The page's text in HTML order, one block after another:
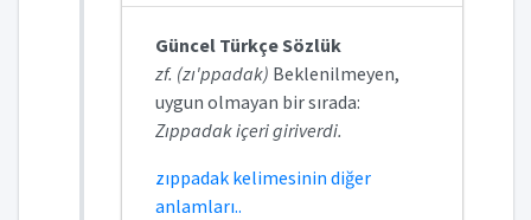
Güncel Türkçe Sözlük
zf. (zı'ppadak) Beklenilmeyen,
uygun olmayan bir sırada:
Zıppadak içeri giriverdi.
zıppadak kelimesinin diğer
anlamları..